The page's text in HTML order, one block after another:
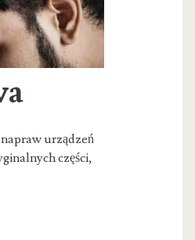
urządzeń
części,